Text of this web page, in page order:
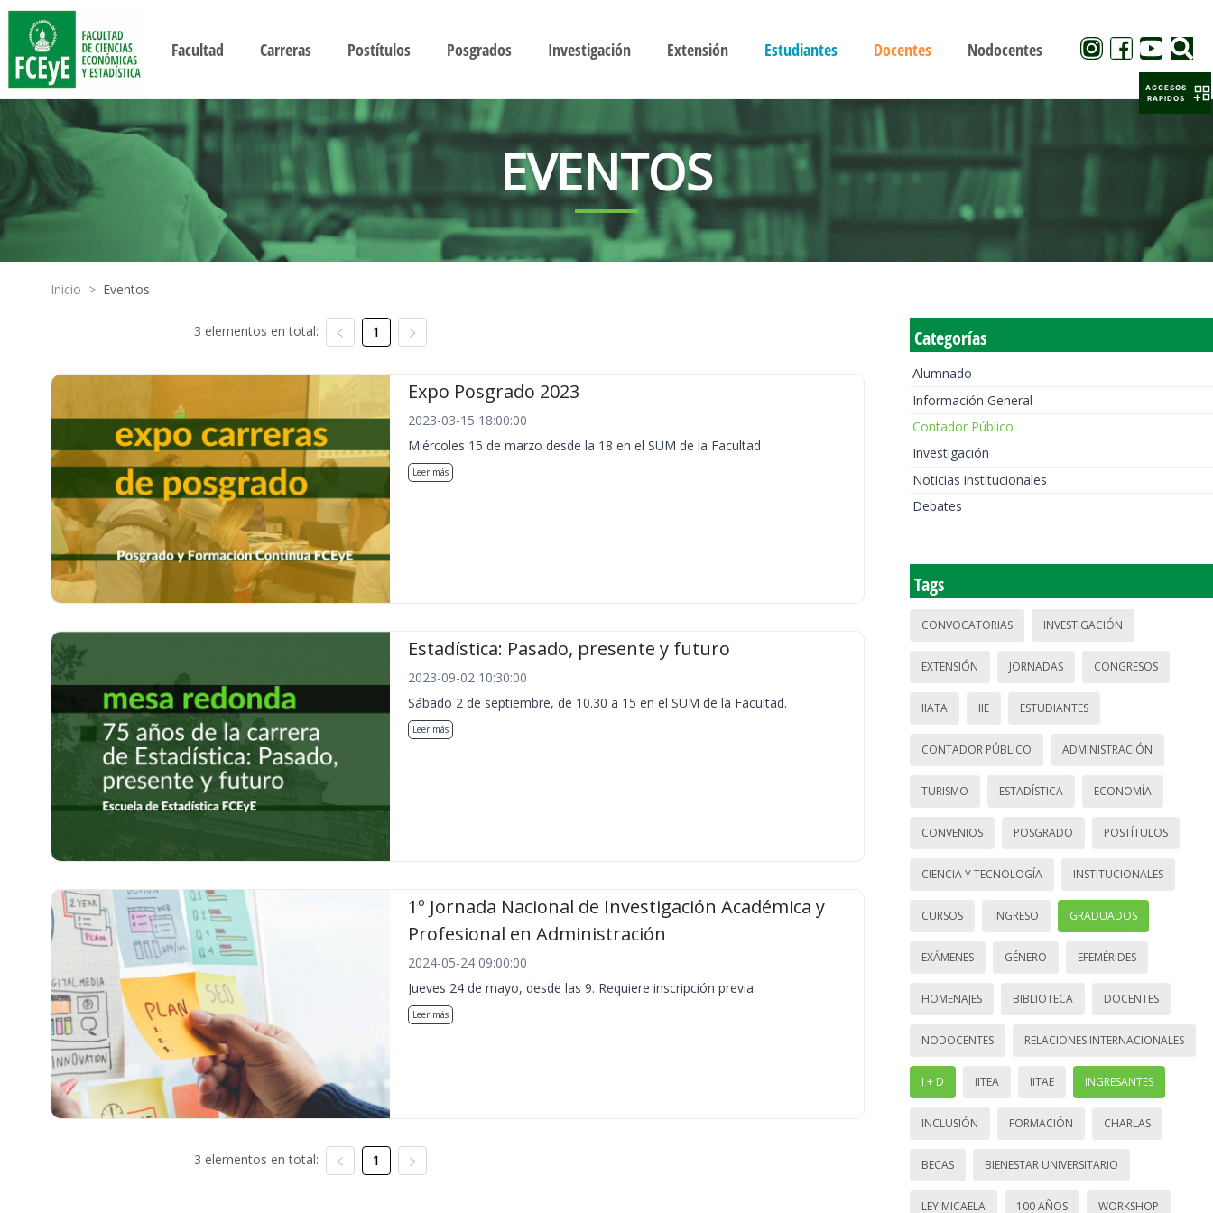
Facultad Carreras Postítulos Posgrados Investigación Extensión Estudiantes Docentes Nodocentes
EVENTOS
Inicio > Eventos
3 elementos en total: 1
Expo Posgrado 2023
2023-03-15 18:00:00
Miércoles 15 de marzo desde la 18 en el SUM de la Facultad
Leer más
Estadística: Pasado, presente y futuro
2023-09-02 10:30:00
Sábado 2 de septiembre, de 10.30 a 15 en el SUM de la Facultad.
Leer más
1º Jornada Nacional de Investigación Académica y
Profesional en Administración
2024-05-24 09:00:00
Jueves 24 de mayo, desde las 9. Requiere inscripción previa.
Leer más
3 elementos en total: 1
Categorías
Alumnado
Información General
Contador Público
Investigación
Noticias institucionales
Debates
Tags
CONVOCATORIAS INVESTIGACIÓN
EXTENSIÓN JORNADAS CONGRESOS
IIATA IIE ESTUDIANTES
CONTADOR PÚBLICO ADMINISTRACIÓN
TURISMO ESTADÍSTICA ECONOMÍA
CONVENIOS POSGRADO POSTÍTULOS
CIENCIA Y TECNOLOGÍA INSTITUCIONALES
CURSOS INGRESO GRADUADOS
EXÁMENES GÉNERO EFEMÉRIDES
HOMENAJES BIBLIOTECA DOCENTES
NODOCENTES RELACIONES INTERNACIONALES
I + D IITEA IITAE INGRESANTES
INCLUSIÓN FORMACIÓN CHARLAS
BECAS BIENESTAR UNIVERSITARIO
LEY MICAELA 100 AÑOS WORKSHOP
ACCESOS
RAPIDOS